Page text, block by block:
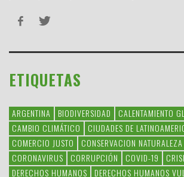
ETIQUETAS
ARGENTINA BIODIVERSIDAD
CALENTAMIENTO
CAMBIO CLIMÁTICO
CIUDADES DE
COMERCIO JUSTO
CONSERVACION NATURALEZA
CORONAVIRUS
CORRUPCIÓN COVID-19
DERECHOS HUMANOS
DERECHOS HUMANOS